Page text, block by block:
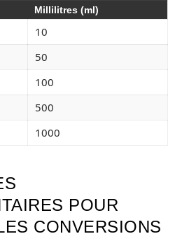
Millilitres (ml)
10
50
100
500
1000
POUR
CONVERSIONS